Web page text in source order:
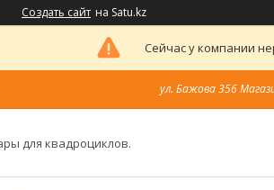
Создать сайт на Satu.kz
Сейчас у компании
ул. Бажова 356
для квадроциклов.